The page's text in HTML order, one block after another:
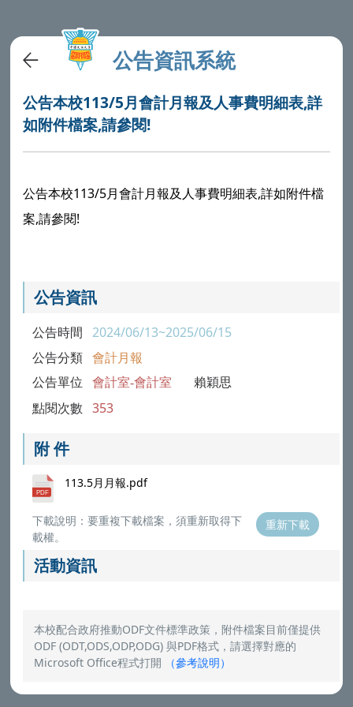
公告資訊系統
公告本校113/5月會計月報及人事費明細表,詳
如附件檔案,請參閱!
公告本校113/5月會計月報及人事費明細表,詳如附件檔
案,請參閱!
公告資訊
公告時間 2024/06/13~2025/06/15
公告分類 會計月報
公告單位 會計室-會計室 賴穎思
點閱次數 353
附 件
113.5月月報.pdf
下載說明：要重複下載檔案，須重新取得下
載權。
重新下載
活動資訊
本校配合政府推動ODF文件標準政策，附件檔案目前僅提供
ODF (ODT,ODS,ODP,ODG) 與PDF格式，請選擇對應的
Microsoft Office程式打開
（參考說明）